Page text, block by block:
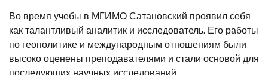
Во время учебы в МГИМО Сатановский проявил себя
как талантливый аналитик и исследователь. Его работы
по геополитике и международным отношениям были
высоко оценены преподавателями и стали основой для